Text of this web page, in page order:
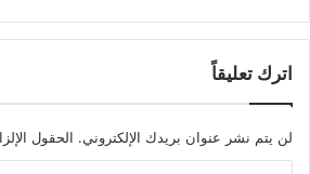
اترك تعليقاً
لن يتم نشر عنوان بريدك الإلكتروني. الحقول